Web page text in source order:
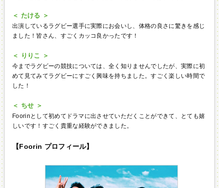
＜ たける ＞
出演しているラグビー選手に実際にお会いし、体格の良さに驚きを感じ
ました！皆さん、すごくカッコ良かったです！
＜ りりこ ＞
今までラグビーの競技については、全く知りませんでしたが、実際に初
めて見てみてラグビーにすごく興味を持ちました。すごく楽しい時間で
した！
＜ ちせ ＞
Foorinとして初めてドラマに出させていただくことができて、とても嬉
しいです！すごく貴重な経験ができました。
【Foorin プロフィール】